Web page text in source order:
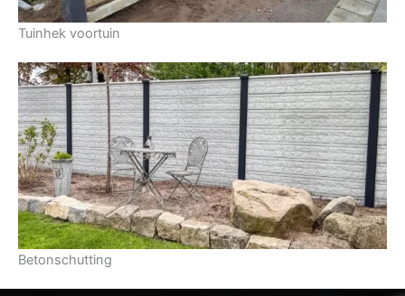
Tuinhek voortuin
Betonschutting